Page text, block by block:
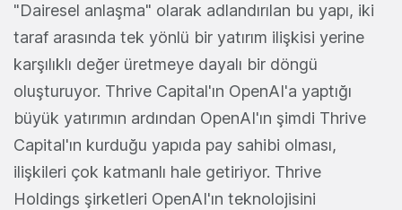
"Dairesel anlaşma" olarak adlandırılan bu yapı, iki
taraf arasında tek yönlü bir yatırım ilişkisi yerine
karşılıklı değer üretmeye dayalı bir döngü
oluşturuyor. Thrive Capital'ın OpenAI'a yaptığı
büyük yatırımın ardından OpenAI'ın şimdi Thrive
Capital'ın kurduğu yapıda pay sahibi olması,
ilişkileri çok katmanlı hale getiriyor. Thrive
Holdings şirketleri OpenAI'ın teknolojisini